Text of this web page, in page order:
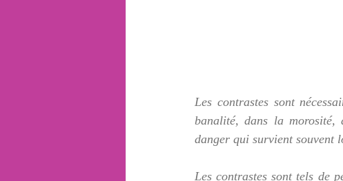
Les contrastes sont
banalité, dans la morosité,
danger qui survient souvent
Les contrastes sont tels de